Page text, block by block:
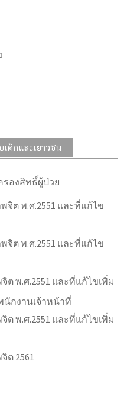
ด็กและเยาวชน
องสิทธิ์ผู้ป่วย
ต พ.ศ.2551 และที่แก้ไข
ต พ.ศ.2551 และที่แก้ไข
พ.ศ.2551 และที่แก้ไขเพิ่ม
นักงานเจ้าหน้าที่
พ.ศ.2551 และที่แก้ไขเพิ่ม
ต 2561